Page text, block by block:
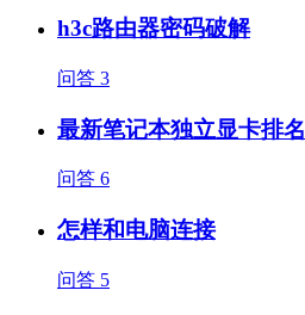
h3c路由器密码破解
问答 3
最新笔记本独立显卡排名
问答 6
怎样和电脑连接
问答 5